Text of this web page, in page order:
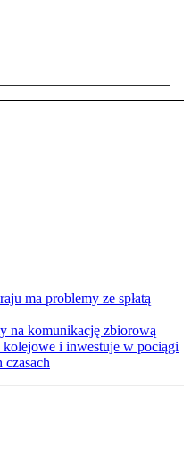
ma problemy ze spłatą
na komunikację zbiorową
i inwestuje w pociągi